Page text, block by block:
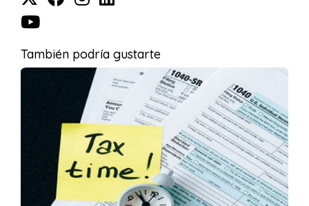
También podría gustarte